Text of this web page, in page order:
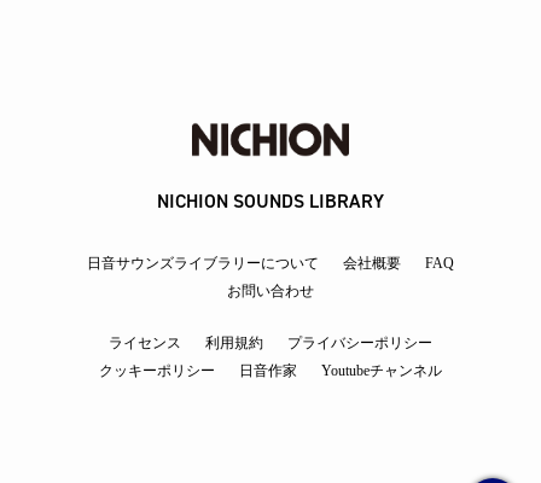
NICHION SOUNDS LIBRARY
日音サウンズライブラリーについて 会社概要
FAQ
お問い合わせ
ライセンス 利用規約
プライバシーポリシー
クッキーポリシー
日音作家 Youtubeチャンネル